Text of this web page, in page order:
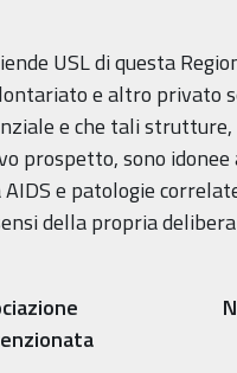
USL di questa
e altro privato
e che tali
prospetto, sono
e patologie
della propria